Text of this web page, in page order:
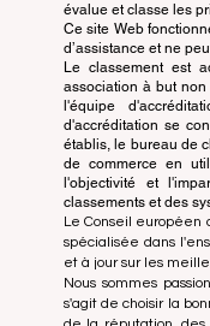
évalue et classe les
Ce site Web
d’assistance et ne
Le classement est
association à but
l'équipe
d'accréditation se
établis, le bureau de
de commerce en
l'objectivité et
classements et des
Le Conseil européen
spécialisée dans
et à jour sur les
Nous sommes
s'agit de choisir la